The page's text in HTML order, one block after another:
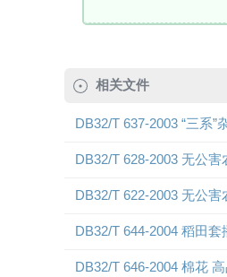
相关文件
DB32/T 637-2003 “三系
DB32/T 628-2003 无公
DB32/T 622-2003 无公
DB32/T 644-2004 稻田
DB32/T 646-2004 棉花